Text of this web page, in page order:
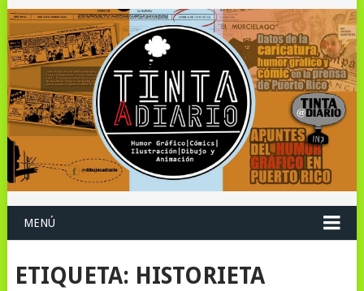
MENÚ
ETIQUETA: HISTORIETA